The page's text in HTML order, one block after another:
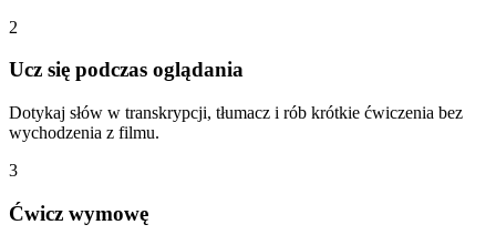
2
Ucz się podczas oglądania
Dotykaj słów w transkrypcji, tłumacz i rób krótkie ćwiczenia bez
wychodzenia z filmu.
3
Ćwicz wymowę